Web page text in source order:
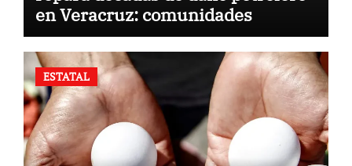
en Veracruz: comunidades
ESTATAL